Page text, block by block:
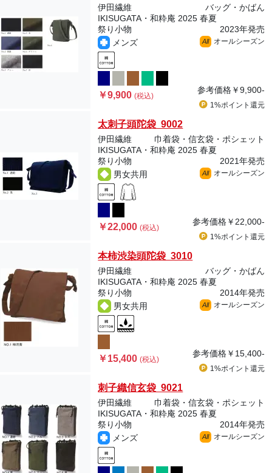
伊田繊維
バッグ・かばん
IKISUGATA・和粋庵 2025 春夏
祭り小物
2023年発売
メンズ
All オールシーズン
￥9,900(税込)
参考価格￥9,900-
1%ポイント 還元
太刺子頭陀袋 9002
伊田繊維
巾着袋・信玄袋・ポシェット
IKISUGATA・和粋庵 2025 春夏
祭り小物
2021年発売
男女共用
All オールシーズン
￥22,000(税込)
参考価格￥22,000-
1%ポイント 還元
本柿渋染頭陀袋 3010
伊田繊維
バッグ・かばん
IKISUGATA・和粋庵 2025 春夏
祭り小物
2014年発売
男女共用
All オールシーズン
￥15,400(税込)
参考価格￥15,400-
1%ポイント 還元
刺子織信玄袋 9021
伊田繊維
巾着袋・信玄袋・ポシェット
IKISUGATA・和粋庵 2025 春夏
祭り小物
2014年発売
メンズ
All オールシーズン